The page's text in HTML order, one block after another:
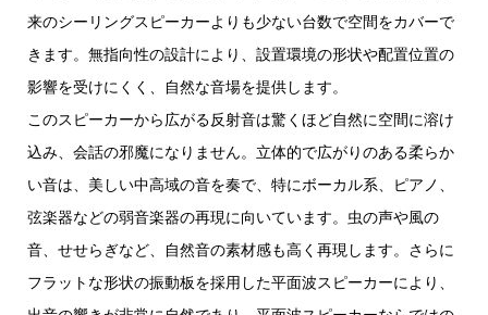
来のシーリングスピーカーよりも少ない台数で空間をカバーで
きます。無指向性の設計により、設置環境の形状や配置位置の
影響を受けにくく、自然な音場を提供します。
このスピーカーから広がる反射音は驚くほど自然に空間に溶け
込み、会話の邪魔になりません。立体的で広がりのある柔らか
い音は、美しい中高域の音を奏で、特にボーカル系、ピアノ、
弦楽器などの弱音楽器の再現に向いています。虫の声や風の
音、せせらぎなど、自然音の素材感も高く再現します。さらに
フラットな形状の振動板を採用した平面波スピーカーにより、